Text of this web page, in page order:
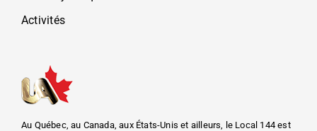
Activités
Au Québec, au Canada, aux États-Unis et ailleurs, le Local 144 est